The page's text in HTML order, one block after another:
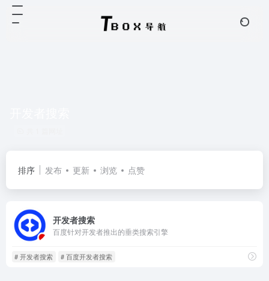
排序 发布 更新 浏览 点赞
开发者搜索
百度针对开发者推出的垂类搜索引擎
# 开发者搜索 # 百度开发者搜索